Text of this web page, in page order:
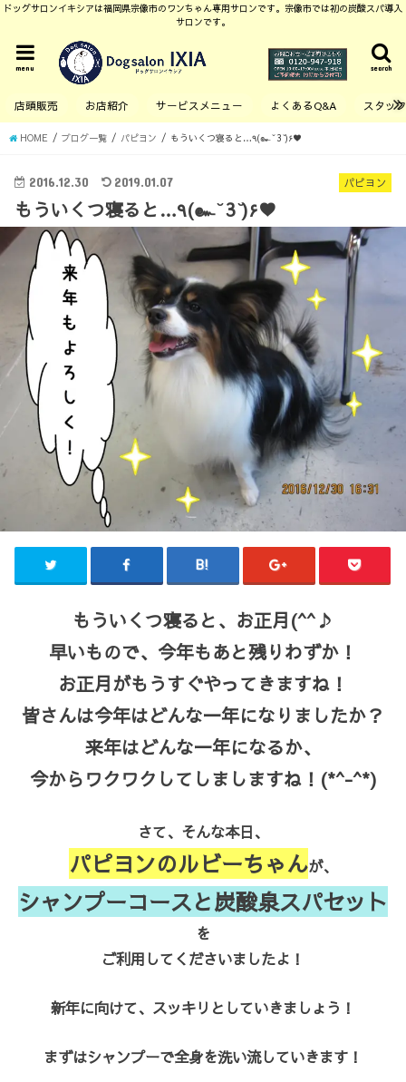
ドッグサロンイキシアは福岡県宗像市のワンちゃん専用サロンです。宗像市では初の炭酸スパ導入
サロンです。
search
menu
店頭販売 お店紹介 サービスメニュー よくあるQ&A スタッ
HOME ブログ一覧 パピヨン もういくつ寝ると…٩(๛ ̆ 3 ̆)۶♥
パピヨン
2016.12.30 2019.01.07
もういくつ寝ると…٩(๛ ̆ 3 ̆)۶♥
もういくつ寝ると、お正月(^^♪
早いもので、今年もあと残りわずか！
お正月がもうすぐやってきますね！
皆さんは今年はどんな一年になりましたか？
来年はどんな一年になるか、
今からワクワクしてしましますね！(*^-^*)
さて、そんな本日、
パピヨンのルビーちゃんが、
シャンプーコースと炭酸泉スパセット
を
ご利用してくださいましたよ！
新年に向けて、スッキリとしていきましょう！
まずはシャンプーで全身を洗い流していきます！